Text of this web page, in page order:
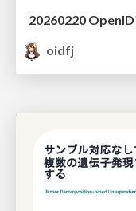
oidfj